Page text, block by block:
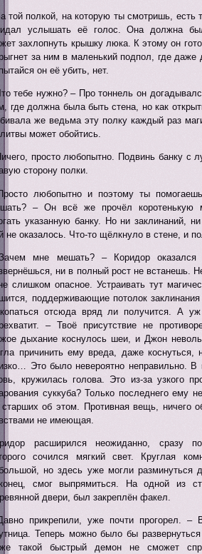
той полкой, на которую ты смотришь, есть
услышать её голос. Она должна
захлопнуть крышку люка. К этому он
за ним в маленький подпол, где даже
он её убить, нет.
тебе нужно? – Про тоннель он
где должна была быть стена, но как
же ведьма эту полку каждый раз
может обойтись.
просто любопытно. Подвинь банку с
сторону полки.
любопытно и поэтому ты
– Он всё же прочёл коротенькую
указанную банку. Но ни заклинаний,
не оказалось. Что-то щёлкнуло в стене, и
мне мешать? – Коридор
ни в полный рост не встанешь.
слишком опасное. Устраивать тут
поддерживающие потолок
отсюда вряд ли получится. А
– Твоё присутствие не
дыхание коснулось шеи, и Джон
причинить ему вреда, даже коснуться,
Это было невероятно неправильно. В
кружилась голова. Это из-за узкого
суккуба? Только последнего ему
старших об этом. Противная вещь, ничего
не имеющая.
расширился неожиданно, сразу
сочился мягкий свет. Круглая
но здесь уже могли разминуться
смог выпрямиться. На одной из
двери, был закреплён факел.
прикрепили, уже почти прогорел. –
Теперь можно было бы
такой быстрый демон не сможет